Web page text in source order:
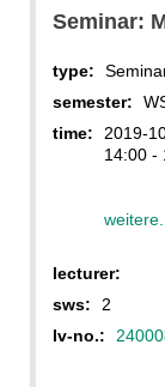
Seminar:
type:
semester:
time:
2019-
14:00 -
lecturer:
sws:
2
lv-no.: